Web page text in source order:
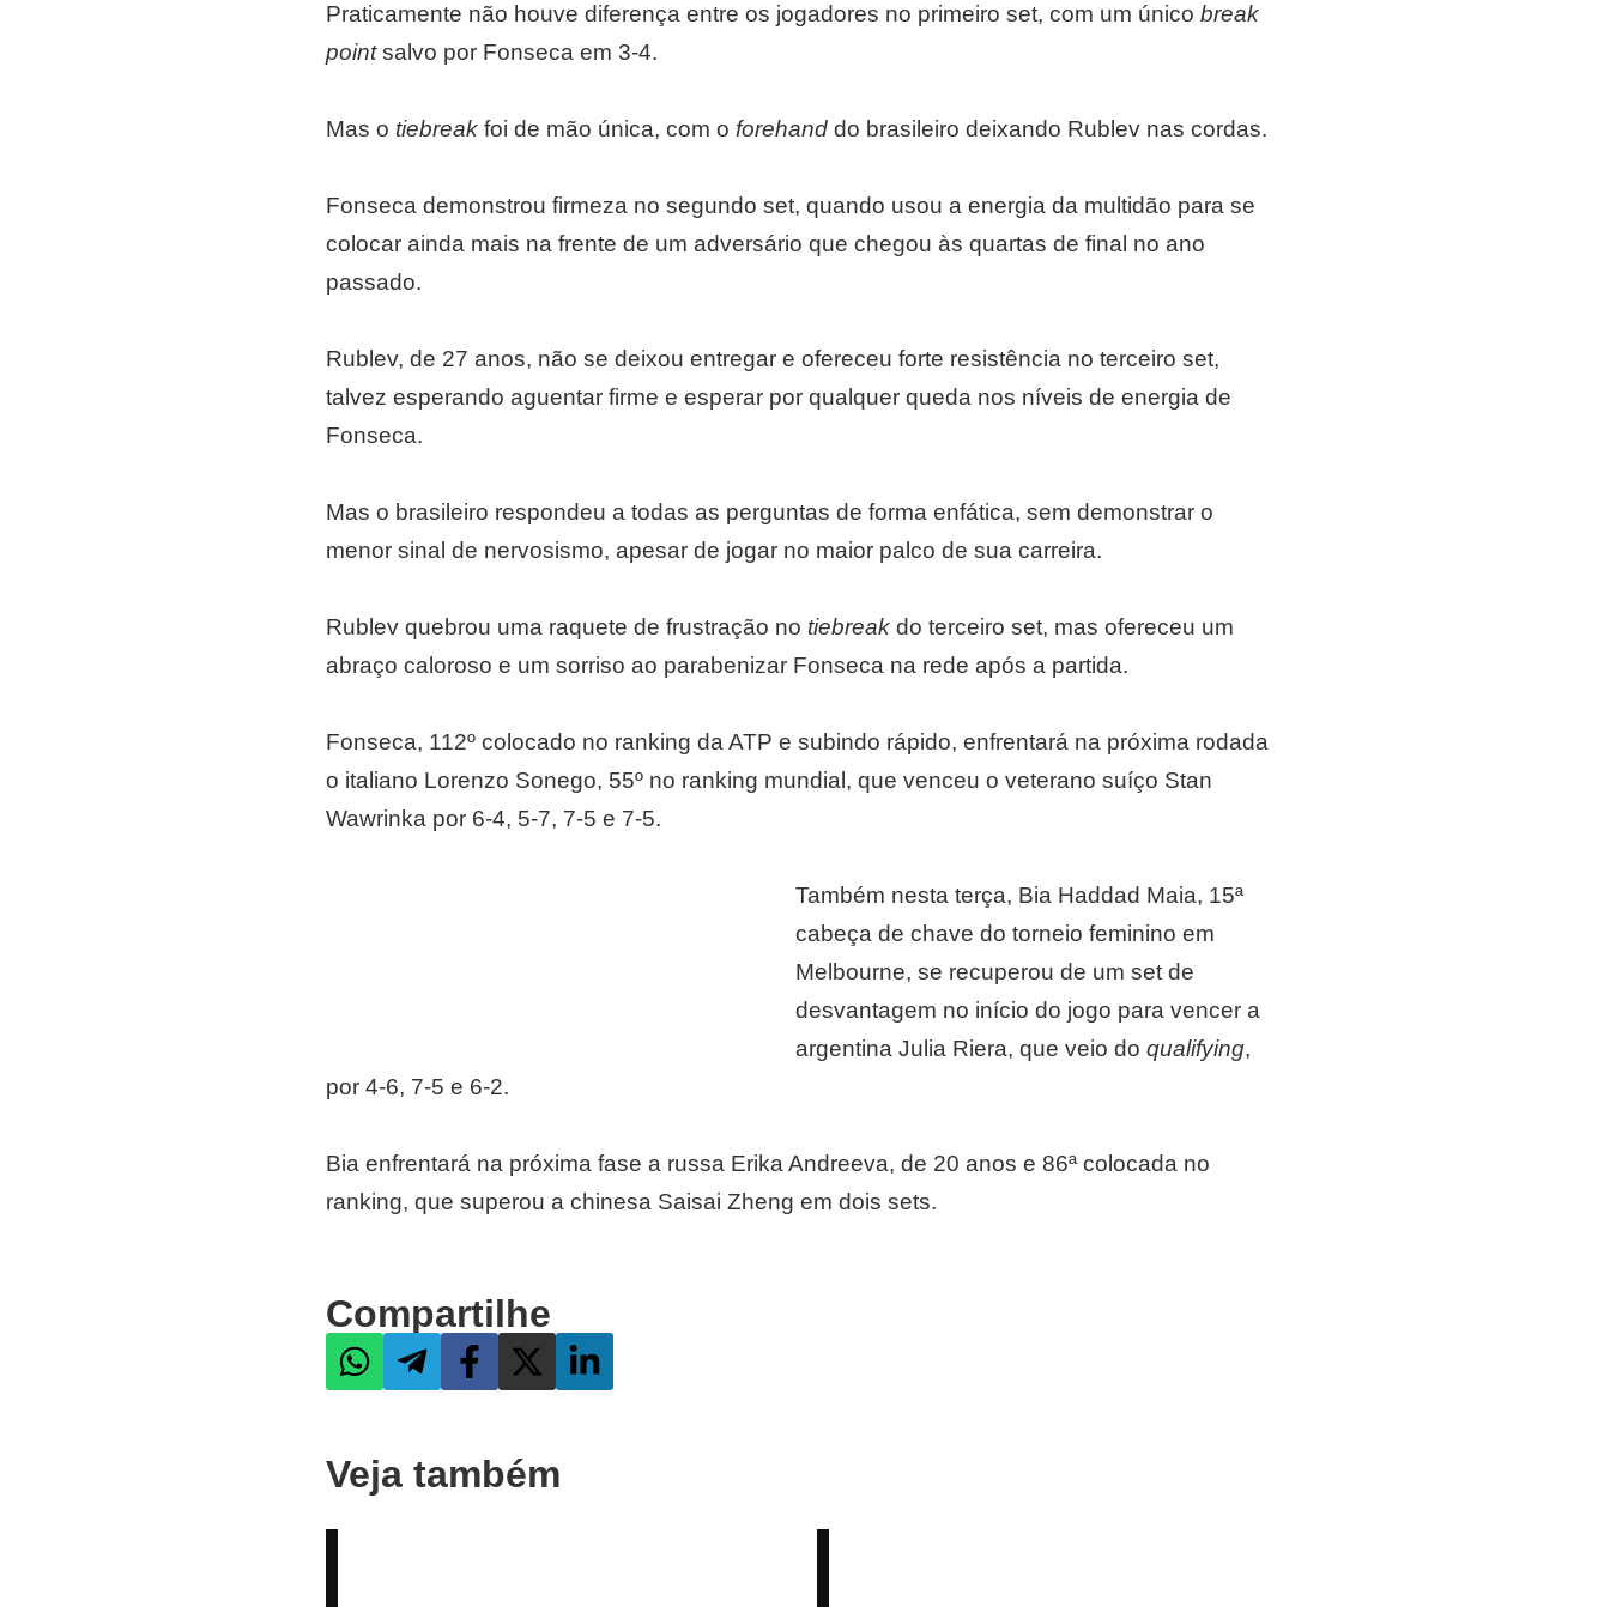
Praticamente não houve diferença entre os jogadores no primeiro set, com um único break
pointsalvo por Fonseca em 3-4.
Mas o tiebreak foi de mão única, com o forehand do brasileiro deixando Rublev nas cordas.
Fonseca demonstrou firmeza no segundo set, quando usou a energia da multidão para se
colocar ainda mais na frente de um adversário que chegou às quartas de final no ano
passado.
Rublev, de 27 anos, não se deixou entregar e ofereceu forte resistência no terceiro set,
talvez esperando aguentar firme e esperar por qualquer queda nos níveis de energia de
Fonseca.
Mas o brasileiro respondeu a todas as perguntas de forma enfática, sem demonstrar o
menor sinal de nervosismo, apesar de jogar no maior palco de sua carreira.
Rublev quebrou uma raquete de frustração no tiebreak do terceiro set, mas ofereceu um
abraço caloroso e um sorriso ao parabenizar Fonseca na rede após a partida.
Fonseca, 112º colocado no ranking da ATP e subindo rápido, enfrentará na próxima rodada
o italiano Lorenzo Sonego, 55º no ranking mundial, que venceu o veterano suíço Stan
Wawrinka por 6-4, 5-7, 7-5 e 7-5.
Também nesta terça, Bia Haddad Maia, 15ª
cabeça de chave do torneio feminino em
Melbourne, se recuperou de um set de
desvantagem no início do jogo para vencer a
argentina Julia Riera, que veio do qualifying,
por 4-6, 7-5 e 6-2.
Bia enfrentará na próxima fase a russa Erika Andreeva, de 20 anos e 86ª colocada no
ranking, que superou a chinesa Saisai Zheng em dois sets.
Compartilhe
Veja também